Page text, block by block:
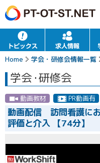
Home 学会・研修会情報一覧
学会・研修会
動画教材 PR動画有
動画配信 訪問看護に
評価と介入 【74分】